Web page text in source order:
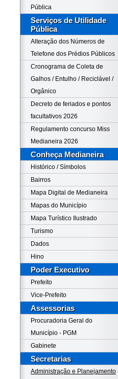
Pública
Serviços de Utilidade
Pública
Alteração dos Números de
Telefone dos Prédios Públicos
Cronograma de Coleta de
Galhos / Entulho / Reciclável /
Orgânico
Decreto de feriados e pontos
facultativos 2026
Regulamento concurso Miss
Medianeira 2026
Conheça Medianeira
Histórico / Símbolos
Bairros
Mapa Digital de Medianeira
Mapas do Município
Mapa Turístico Ilustrado
Turismo
Dados
Hino
Poder Executivo
Prefeito
Vice-Prefeito
Assessorias
Procuradoria Geral do
Município - PGM
Gabinete
Secretarias
Administração e Planejamento